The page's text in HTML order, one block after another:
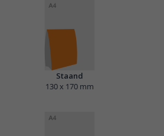
Staand
130 x 170 mm